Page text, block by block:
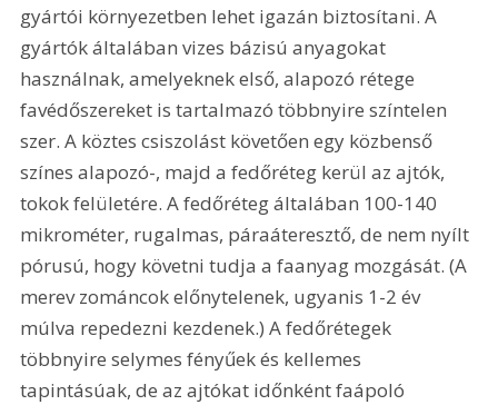
gyártói környezetben lehet igazán biztosítani. A
gyártók általában vizes bázisú anyagokat
használnak, amelyeknek első, alapozó rétege
favédőszereket is tartalmazó többnyire színtelen
szer. A köztes csiszolást követően egy közbenső
színes alapozó-, majd a fedőréteg kerül az ajtók,
tokok felületére. A fedőréteg általában 100-140
mikrométer, rugalmas, páraáteresztő, de nem nyílt
pórusú, hogy követni tudja a faanyag mozgását. (A
merev zománcok előnytelenek, ugyanis 1-2 év
múlva repedezni kezdenek.) A fedőrétegek
többnyire selymes fényűek és kellemes
tapintásúak, de az ajtókat időnként faápoló